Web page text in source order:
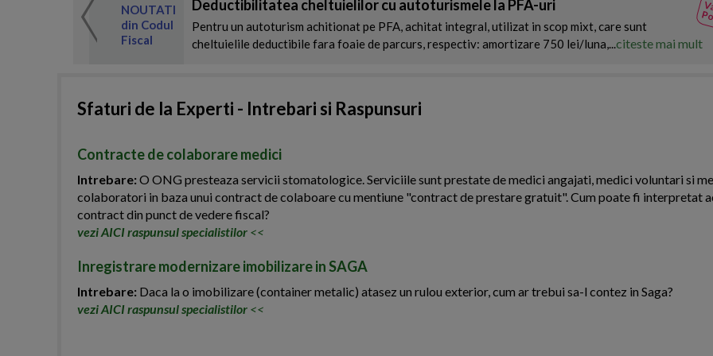
NOUTATI
din Codul
Fiscal
Deductibilitatea cheltuielilor cu autoturismele la PFA-uri
Pentru un autoturism achitionat pe PFA, achitat integral, utilizat in scop mixt, care sunt
cheltuielile deductibile fara foaie de parcurs, respectiv: amortizare 750 lei/luna,...citeste mai mult
Sfaturi de la Experti - Intrebari si Raspunsuri
Contracte de colaborare medici
Intrebare:O ONG presteaza servicii stomatologice. Serviciile sunt prestate de medici angajati, medici voluntari si
colaboratori in baza unui contract de colaboare cu mentiune "contract de prestare gratuit". Cum poate fi interpretat
contract din punct de vedere fiscal?
vezi AICI raspunsul specialistilor <<
Inregistrare modernizare imobilizare in SAGA
Intrebare: Daca la o imobilizare (container metalic) atasez un rulou exterior, cum ar trebui sa-l contez in Saga?
vezi AICI raspunsul specialistilor <<